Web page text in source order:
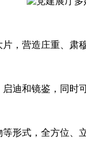
，营造庄重、肃
迪和镜鉴，同时
形式，全方位